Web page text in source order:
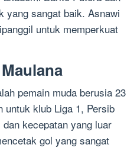
yang sangat baik. Asnawi
untuk memperkuat
pemain muda berusia 23
untuk klub Liga 1, Persib
kecepatan yang luar
gol yang sangat